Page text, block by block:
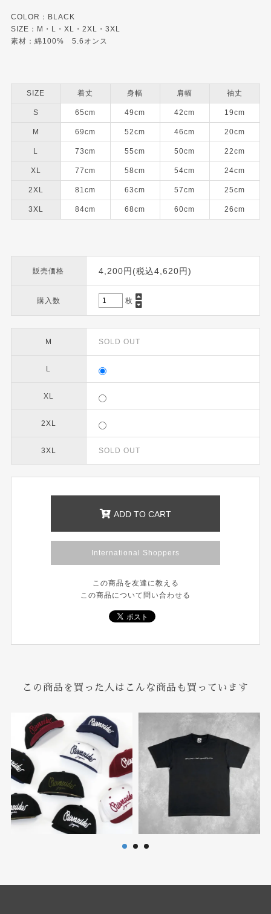
COLOR：BLACK
SIZE：M・L・XL・2XL・3XL
素材：綿100% 5.6オンス
SIZE 着丈 身幅 肩幅 袖丈
S 65cm 49cm 42cm 19cm
M 69cm 52cm 46cm 20cm
L 73cm 55cm 50cm 22cm
XL 77cm 58cm 54cm 24cm
2XL 81cm 63cm 57cm 25cm
3XL 84cm 68cm 60cm 26cm
販売価格 4,200円(税込4,620円)
購入数 枚
M SOLD OUT
L
XL
2XL
3XL SOLD OUT
ADD TO CART
International Shoppers
この商品を友達に教える
この商品について問い合わせる
この商品を買った人はこんな商品も買っています